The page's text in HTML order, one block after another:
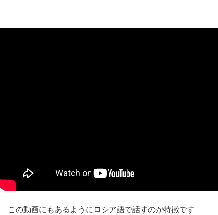
この動画にもあるようにロシア語で話すのが特徴です